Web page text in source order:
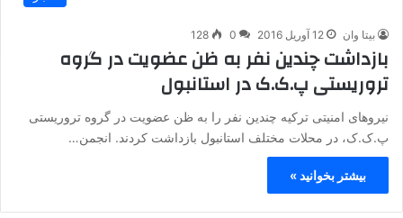
بیتا وان 12 آوریل 2016 0
128
بازداشت چندین نفر به ظن عضویت در گروه
تروریستی پ.ک.ک در استانبول
نیروهای امنیتی ترکیه چندین نفر را به ظن عضویت در گروه تروریستی
پ.ک.ک، در محلات مختلف استانبول بازداشت کردند. انجمن…
بیشتر بخوانید »